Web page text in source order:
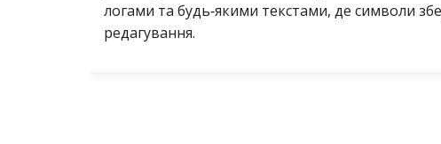
логами та будь‑якими текстами, де символи
редагування.